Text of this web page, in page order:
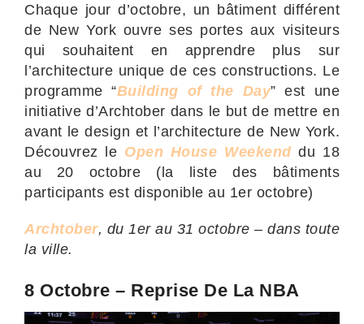
Chaque jour d’octobre, un bâtiment différent
de New York ouvre ses portes aux visiteurs
qui souhaitent en apprendre plus sur
l’architecture unique de ces constructions. Le
programme “Building of the Day” est une
initiative d’Archtober dans le but de mettre en
avant le design et l’architecture de New York.
Découvrez le Open House Weekend du 18
au 20 octobre (la liste des bâtiments
participants est disponible au 1er octobre)
Archtober, du 1er au 31 octobre – dans toute
la ville.
8 Octobre – Reprise De La NBA